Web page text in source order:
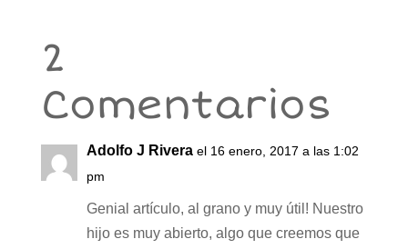
2
Comentarios
Adolfo J Rivera el 16 enero, 2017 a las 1:02
pm
Genial artículo, al grano y muy útil! Nuestro
hijo es muy abierto, algo que creemos que